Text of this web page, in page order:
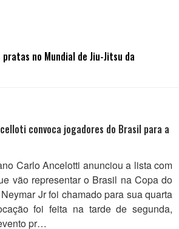
no Mundial de Jiu-Jitsu da
convoca jogadores do Brasil para a
Carlo Ancelotti anunciou a lista com
vão representar o Brasil na Copa do
Jr foi chamado para sua quarta
foi feita na tarde de segunda,
pr…